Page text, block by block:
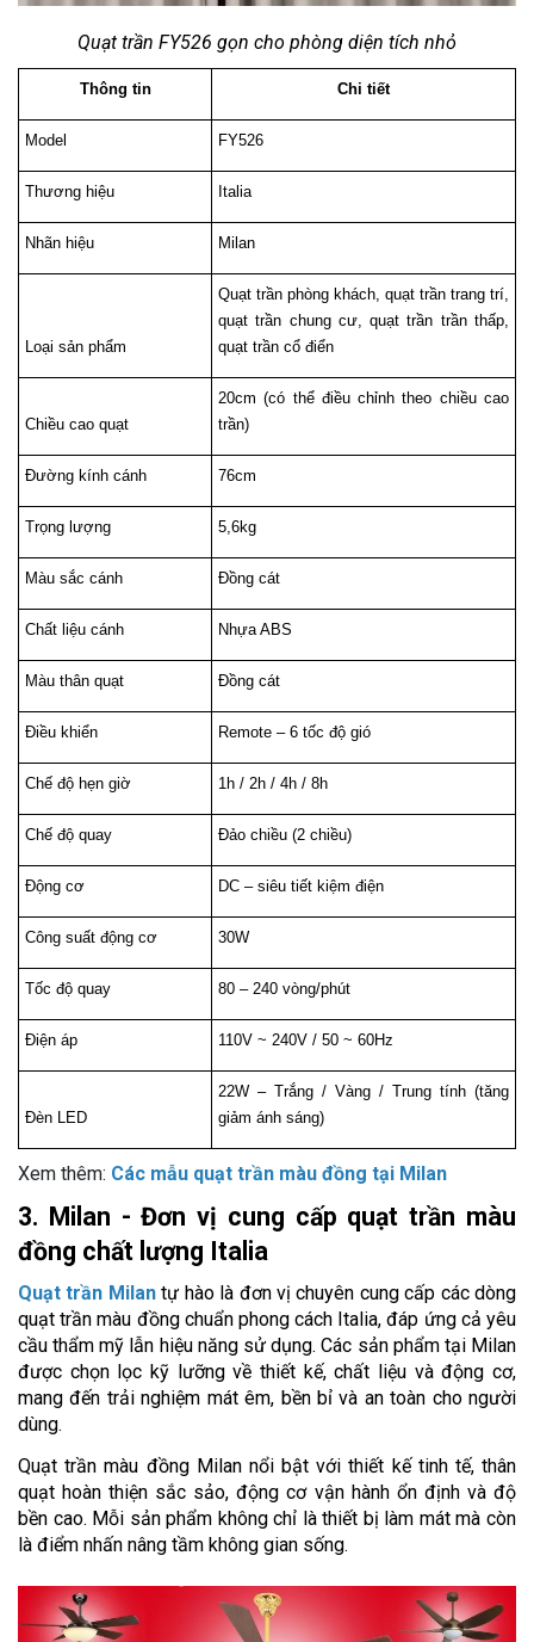
Quạt trần FY526 gọn cho phòng diện tích nhỏ
Thông tin Chi tiết
Model FY526
Thương hiệu Italia
Nhãn hiệu Milan
Loại sản phẩm
Quạt trần phòng khách, quạt trần trang trí,
quạt trần chung cư, quạt trần trần thấp,
quạt trần cổ điển
Chiều cao quạt
20cm (có thể điều chỉnh theo chiều cao
trần)
Đường kính cánh 76cm
Trọng lượng 5,6kg
Màu sắc cánh Đồng cát
Chất liệu cánh Nhựa ABS
Màu thân quạt Đồng cát
Điều khiển Remote – 6 tốc độ gió
Chế độ hẹn giờ 1h / 2h / 4h / 8h
Chế độ quay Đảo chiều (2 chiều)
Động cơ DC – siêu tiết kiệm điện
Công suất động cơ 30W
Tốc độ quay 80 – 240 vòng/phút
Điện áp 110V ~ 240V / 50 ~ 60Hz
Đèn LED
22W – Trắng / Vàng / Trung tính (tăng
giảm ánh sáng)
Xem thêm: Các mẫu quạt trần màu đồng tại Milan
3. Milan - Đơn vị cung cấp quạt trần màu
đồng chất lượng Italia
Quạt trần Milan tự hào là đơn vị chuyên cung cấp các dòng
quạt trần màu đồng chuẩn phong cách Italia, đáp ứng cả yêu
cầu thẩm mỹ lẫn hiệu năng sử dụng. Các sản phẩm tại Milan
được chọn lọc kỹ lưỡng về thiết kế, chất liệu và động cơ,
mang đến trải nghiệm mát êm, bền bỉ và an toàn cho người
dùng.
Quạt trần màu đồng Milan nổi bật với thiết kế tinh tế, thân
quạt hoàn thiện sắc sảo, động cơ vận hành ổn định và độ
bền cao. Mỗi sản phẩm không chỉ là thiết bị làm mát mà còn
là điểm nhấn nâng tầm không gian sống.